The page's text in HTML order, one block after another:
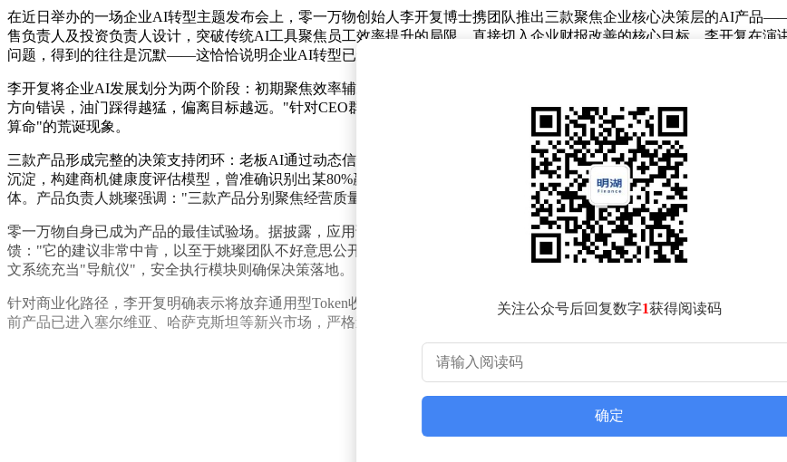
在近日举办的一场企业AI转型主题发布会上，零一万物创始人李开复博士携团队推出三款聚焦企业核心决策层的AI产品
售负责人及投资负责人设计，突破传统AI工具聚焦员工效率提升的局限，直接切入企业财报改善的核心目标。李开复在
问题，得到的往往是沉默——这恰恰说明企业AI转型已进入深水区。"
李开复将企业AI发展划分为两个阶段：初期聚焦效率辅助，当前则需攻克决策环节。他提出"财报改善=执行效率×决策质
方向错误，油门踩得越猛，偏离目标越远。"针对CEO群体普遍面临的AI落地困境，他指出三大症结：AI模型缺乏业务适
算命"的荒诞现象。
三款产品形成完整的决策支持闭环：老板AI通过动态信号监测系统，将管理者视角从结果追溯转向风险预判，可实时回
沉淀，构建商机健康度评估模型，曾准确识别出某80%赢单率项目存在的决策层缺席、交付标准冲突等致命缺陷；投资
体。产品负责人姚璨强调："三款产品分别聚焦经营质量、收入确定性与资本质量，最终形成对一号位决策的完整支撑。"
零一万物自身已成为产品的最佳试验场。据披露，应用该决策系统后，公司订单额增长500%，商机转化率提升200%。李
馈："它的建议非常中肯，以至于姚璨团队不好意思公开演示。"在技术架构层面，李开复将其比作建筑工地：大模型作
文系统充当"导航仪"，安全执行模块则确保决策落地。
针对商业化路径，李开复明确表示将放弃通用型Token收费模式，转而聚焦高价值场景的精准服务。"在涉及企业生死存亡
前产品已进入塞尔维亚、哈萨克斯坦等新兴市场，严格遵循数据不出境原则。这场被外界视为"中国版Palantir"的战略落地
关注公众号后回复数字1获得阅读码
确定